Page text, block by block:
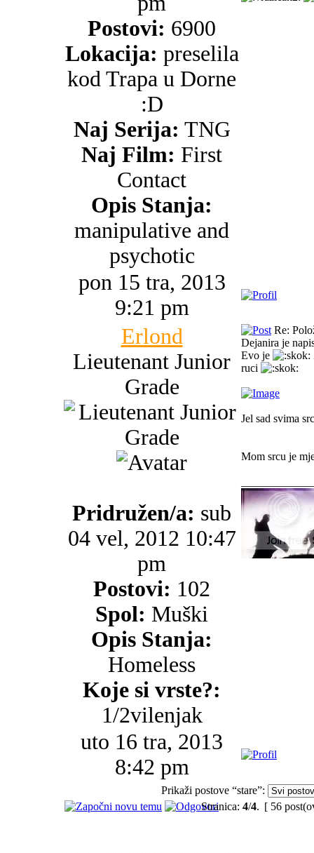
Postovi: 6900
Lokacija: preselila
kod Trapa u Dorne
:D
Naj Serija: TNG
Naj Film: First
Contact
Opis Stanja:
manipulative and
psychotic
pon 15 tra, 2013
9:21 pm
Erlond
Lieutenant Junior
Grade
Pridružen/a: sub
04 vel, 2012 10:47
pm
Postovi: 102
Spol: Muški
Opis Stanja:
Homeless
Koje si vrste?:
1/2vilenjak
Re:
Dejanira je
Evo je
ruci
Jel sad svima
Mom srcu je
uto 16 tra, 2013
8:42 pm
Prikaži postove “stare”:
Stranica: 4/4. [ 56